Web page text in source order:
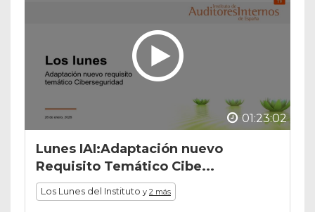
01:23:02
Lunes IAI:Adaptación nuevo
Requisito Temático Cibe...
Los Lunes del Instituto y 2 más